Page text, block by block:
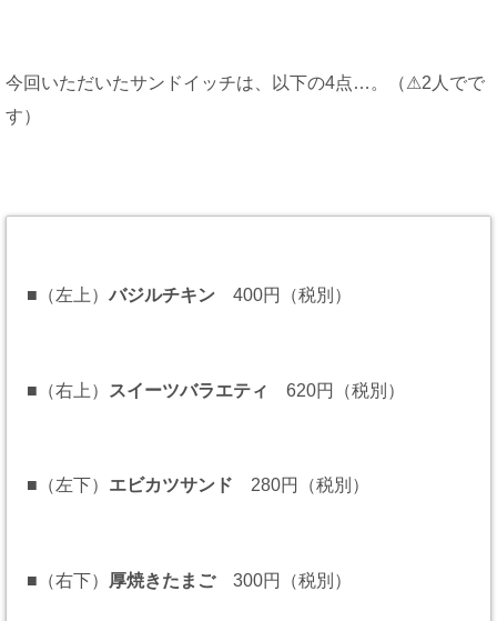
今回いただいたサンドイッチは、以下の4点…。（⚠2人でで
す）
■（左上） バジルチキン400円（税別）
■（右上） スイーツバラエティ 620円（税別）
■（左下） エビカツサンド 280円（税別）
■（右下） 厚焼きたまご300円（税別）